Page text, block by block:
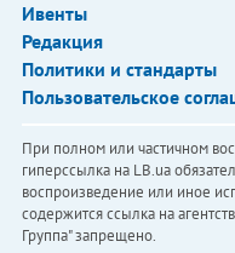
Ивенты
Редакция
Политики и стандарты
Пользовательское
При полном или частичном
гиперссылка на LB.ua
воспроизведение или иное
содержится ссылка на
Группа" запрещено.